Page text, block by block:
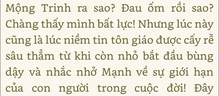
Mộng Trinh ra sao? Đau ốm rồi sao?
Chàng thấy mình bất lực! Nhưng lúc này
cũng là lúc niềm tin tôn giáo được cấy rễ
sâu thẳm từ khi còn nhỏ bắt đầu bùng
dậy và nhắc nhở Mạnh về sự giới hạn
của con người trong cuộc đời! Đây